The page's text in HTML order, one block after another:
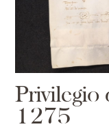
Privilegio
1275